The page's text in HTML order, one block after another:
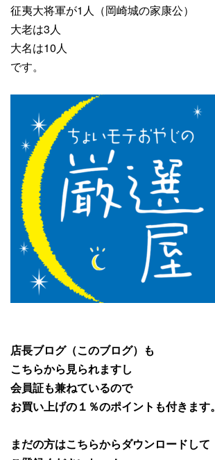
征夷大将軍が1人（岡崎城の家康公）
大老は3人
大名は10人
です。
店長ブログ（このブログ）も
こちらから見られますし
会員証も兼ねているので
お買い上げの１％のポイントも付きます。
まだの方はこちらからダウンロードして